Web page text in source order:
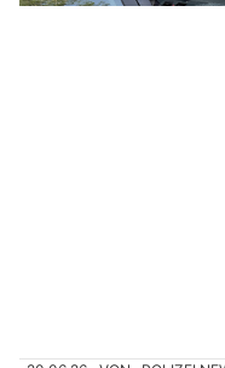
Umweltgerechte
fliegt zwei